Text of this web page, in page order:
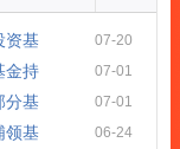
资基 07-20
金持 07-01
分基 07-01
领基 06-24